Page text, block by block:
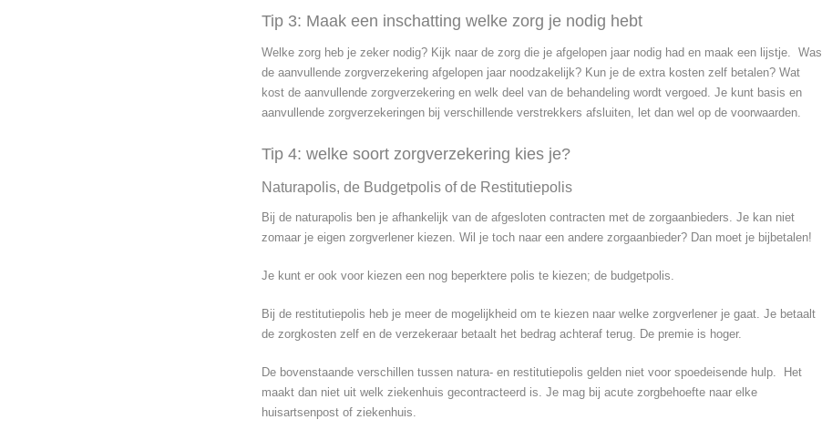
Tip 3: Maak een inschatting welke zorg je nodig hebt
Welke zorg heb je zeker nodig? Kijk naar de zorg die je afgelopen jaar nodig had en maak een lijstje. Was
de aanvullende zorgverzekering afgelopen jaar noodzakelijk? Kun je de extra kosten zelf betalen? Wat
kost de aanvullende zorgverzekering en welk deel van de behandeling wordt vergoed. Je kunt basis en
aanvullende zorgverzekeringen bij verschillende verstrekkers afsluiten, let dan wel op de voorwaarden.
Tip 4: welke soort zorgverzekering kies je?
Naturapolis, de Budgetpolis of de Restitutiepolis
Bij de naturapolis ben je afhankelijk van de afgesloten contracten met de zorgaanbieders. Je kan niet
zomaar je eigen zorgverlener kiezen. Wil je toch naar een andere zorgaanbieder? Dan moet je bijbetalen!
Je kunt er ook voor kiezen een nog beperktere polis te kiezen; de budgetpolis.
Bij de restitutiepolis heb je meer de mogelijkheid om te kiezen naar welke zorgverlener je gaat. Je betaalt
de zorgkosten zelf en de verzekeraar betaalt het bedrag achteraf terug. De premie is hoger.
De bovenstaande verschillen tussen natura- en restitutiepolis gelden niet voor spoedeisende hulp. Het
maakt dan niet uit welk ziekenhuis gecontracteerd is. Je mag bij acute zorgbehoefte naar elke
huisartsenpost of ziekenhuis.